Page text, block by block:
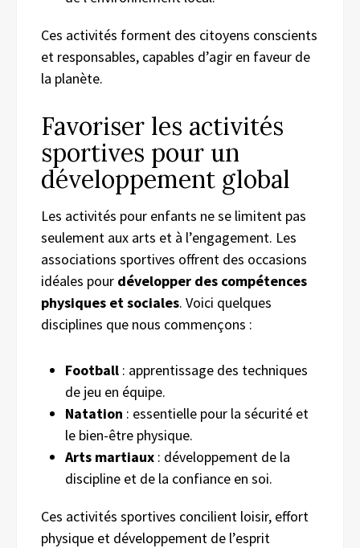
Ces activités forment des citoyens conscients
et responsables, capables d’agir en faveur de
la planète.
Favoriser les activités
sportives pour un
développement global
Les activités pour enfants ne se limitent pas
seulement aux arts et à l’engagement. Les
associations sportives offrent des occasions
idéales pour développer des compétences
physiques et sociales. Voici quelques
disciplines que nous commençons :
Football : apprentissage des techniques
de jeu en équipe.
Natation : essentielle pour la sécurité et
le bien-être physique.
Arts martiaux : développement de la
discipline et de la confiance en soi.
Ces activités sportives concilient loisir, effort
physique et développement de l’esprit